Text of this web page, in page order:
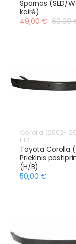
Sparnas (SED/
kairė)
49,00 € 60,00
Corolla (2002-
E12
Toyota Corolla
Priekinis
(H/B)
50,00 €